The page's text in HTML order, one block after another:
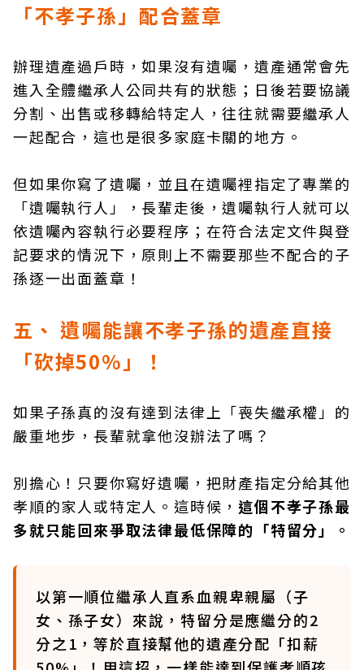
「不孝子孫」配合蓋章
辦理遺產過戶時，如果沒有遺囑，遺產通常會先
進入全體繼承人公同共有的狀態；日後若要協議
分割、出售或移轉給特定人，往往就需要繼承人
一起配合，這也是很多家庭卡關的地方。
但如果你寫了遺囑，並且在遺囑裡指定了專業的
「遺囑執行人」，長輩走後，遺囑執行人就可以
依遺囑內容執行必要程序；在符合法定文件與登
記要求的情況下，原則上不需要那些不配合的子
孫逐一出面蓋章！
五、 遺囑能讓不孝子孫的遺產直接
「砍掉50%」！
如果子孫真的沒有達到法律上「喪失繼承權」的
嚴重地步，長輩就拿他沒辦法了嗎？
別擔心！只要你寫好遺囑，把財產指定分給其他
孝順的家人或特定人。這時候，這個不孝子孫最
多就只能回來爭取法律最低保障的「特留分」。
以第一順位繼承人直系血親卑親屬（子
女、孫子女）來說，特留分是應繼分的2
分之1，等於直接幫他的遺產分配「扣薪